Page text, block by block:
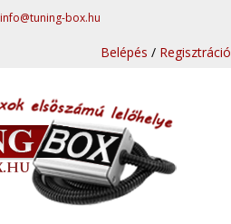
info@tuning-box.hu
Belépés / Regisztráció